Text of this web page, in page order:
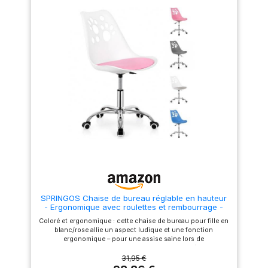
hanches Dossier et appui-tête
de détente ; avec son appui-
tête réglable en hauteur et en
pensés : Les accoudoirs
relevables à 90° permettent de
glisser le fauteuil sous le
bureau ; le rembourrage doux
personne suffit pour monter
cette chaise ergonomique en
seulement 15 à 30 minutes,
afin de profiter rapidement de
son confort
Omnidirectionnelle: le chaise
de bureau naspaluro utilise
une conception ergonomique
avancée, équipée d'un
support lombaire adaptable de
0 à 20 °, d'un dossier
inclinable de 90 à 120 °, d'un
ergonomique multi-angle peut
parfaitement s'adapter aux
courbes de votre corps et
vous apporter un confort
total. Si vous devez rester
assis longtemps au travail, le
réglables, vous pouvez vous
adapter à votre taille, choisir la
confortable et vous
concentrer sur votre travail.
Que vous l'utilisiez pour le
SPRINGOS Chaise de bureau réglable en hauteur
- Ergonomique avec roulettes et rembourrage -
Idéale pour l'apprentissage et les loisirs - Blanc et
rose Pour enfants dès 6 ans
Coloré et ergonomique : cette chaise de bureau pour fille en
blanc/rose allie un aspect ludique et une fonction
ergonomique – pour une assise saine lors de
manière flexible : hauteur d'assise réglable (42 à 52 cm)
avec rotation à 360 ° - S'adapte parfaitement à toutes les
31,95 €